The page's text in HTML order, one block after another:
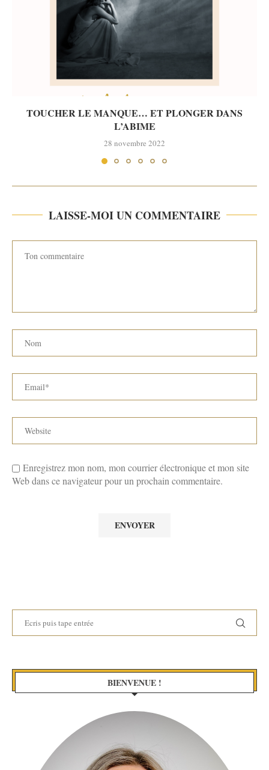
TOUCHER LE MANQUE… ET PLONGER DANS
L’ABIME
28 novembre 2022
LAISSE-MOI UN COMMENTAIRE
Enregistrez mon nom, mon courrier électronique et mon site
Web dans ce navigateur pour un prochain commentaire.
BIENVENUE !